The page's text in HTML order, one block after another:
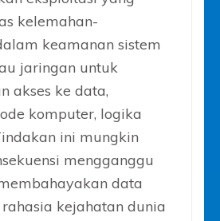
kelemahan-
keamanan sistem
jaringan untuk
akses ke data,
komputer, logika
ini mungkin
mengganggu
data
kejahatan dunia